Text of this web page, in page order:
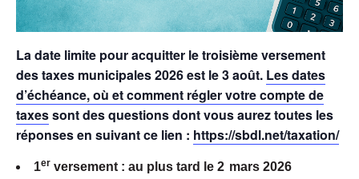
La date limite pour acquitter le troisième versement
des taxes municipales 2026 est le 3 août. Les dates
d’échéance, où et comment régler votre compte de
taxessont des questions dont vous aurez toutes les
réponses en suivant ce lien : https://sbdl.net/taxation/
1er versement : au plus tard le 2 mars 2026